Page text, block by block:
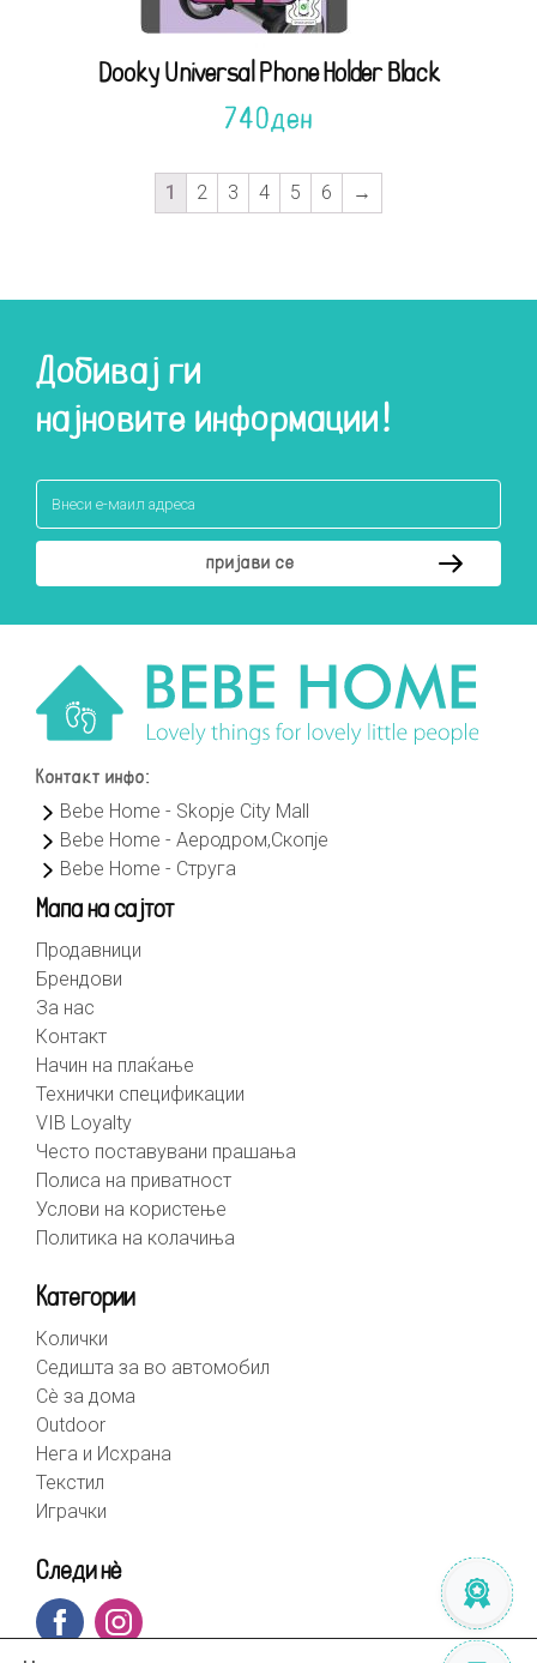
Dooky Universal Phone Holder Black
740ден
1 2 3 4 5 6 →
Добивај ги
најновите информации!
Контакт инфо:
Bebe Home - Skopje City Mall
Bebe Home - Аеродром,Скопје
Bebe Home - Струга
Мапа на сајтот
Продавници
Брендови
За нас
Контакт
Начин на плаќање
Технички спецификации
VIB Loyalty
Често поставувани прашања
Полиса на приватност
Услови на користење
Политика на колачиња
Категории
Колички
Седишта за во автомобил
Сè за дома
Outdoor
Нега и Исхрана
Текстил
Играчки
Следи нè